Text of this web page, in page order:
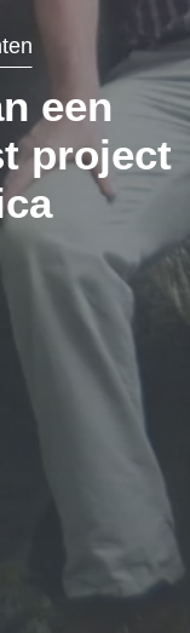
een
project